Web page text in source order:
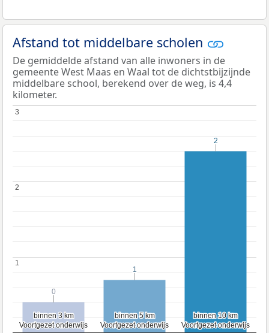
Afstand tot middelbare scholen
De gemiddelde afstand van alle inwoners in de
gemeente West Maas en Waal tot de dichtstbijzijnde
middelbare school, berekend over de weg, is 4,4
kilometer.
Voortgezet onderwijs
Voortgezet onderwijs
binnen 3 km
binnen 3 km
Voortgezet onderwijs
Voortgezet onderwijs
binnen 5 km
binnen 5 km
Voortgezet onderwijs
Voortgezet onderwijs
binnen 10 km
binnen 10 km
1
1
2
2
3
3
0
0
1
1
2
2